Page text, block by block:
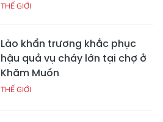
THẾ GIỚI
Lào khẩn trương khắc phục
hậu quả vụ cháy lớn tại chợ ở
Khăm Muồn
THẾ GIỚI